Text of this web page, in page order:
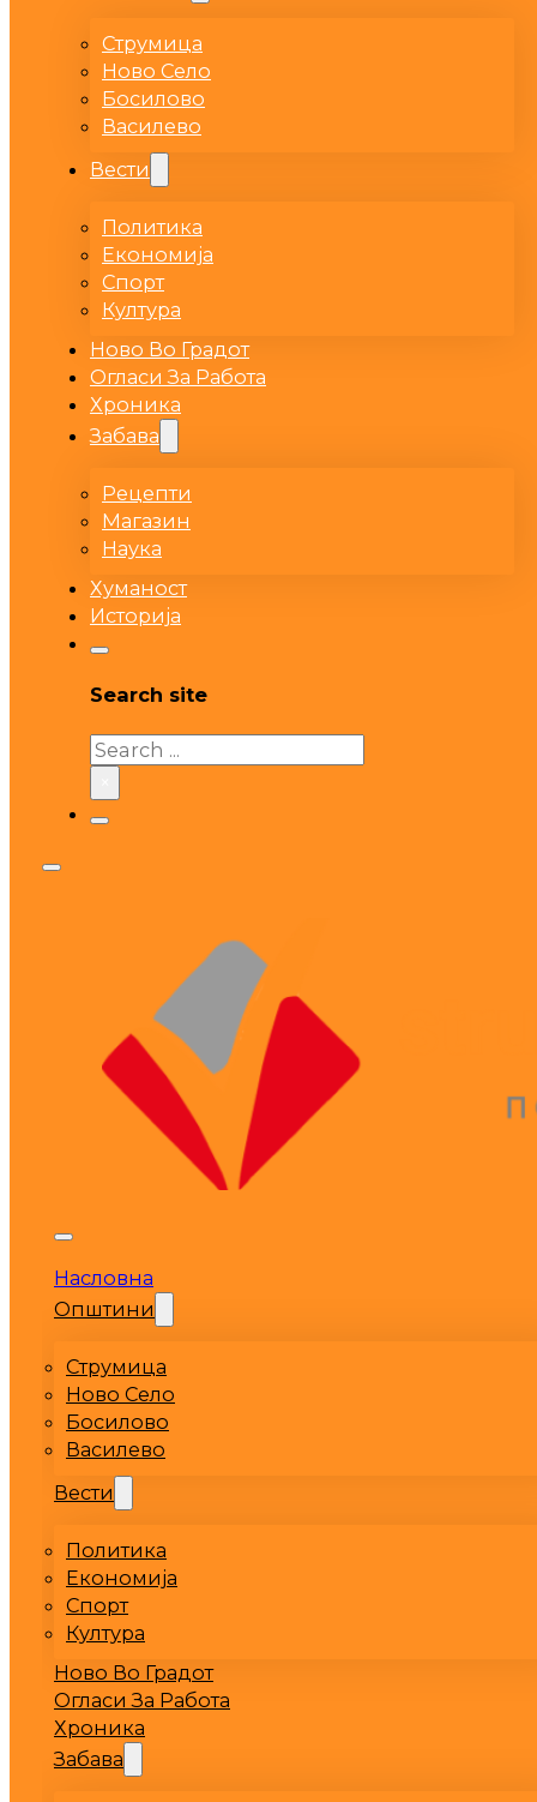
Струмица
Ново Село
Босилово
Василево
Вести
Политика
Економија
Спорт
Култура
Ново Во Градот
Огласи За Работа
Хроника
Забава
Рецепти
Магазин
Наука
Хуманост
Историја
Search site
Search
Насловна
Општини
Струмица
Ново Село
Босилово
Василево
Вести
Политика
Економија
Спорт
Култура
Ново Во Градот
Огласи За Работа
Хроника
Забава